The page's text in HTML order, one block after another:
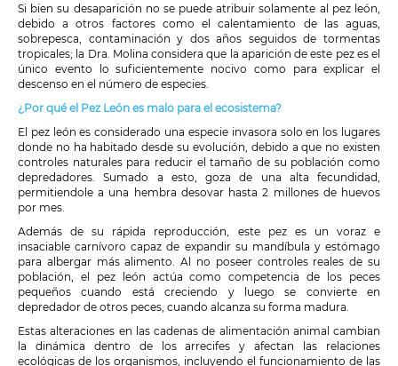
Si bien su desaparición no se puede atribuir solamente al pez león,
debido a otros factores como el calentamiento de las aguas,
sobrepesca, contaminación y dos años seguidos de tormentas
tropicales; la Dra. Molina considera que la aparición de este pez es el
único evento lo suficientemente nocivo como para explicar el
descenso en el número de especies.
¿Por qué el Pez León es malo para el ecosistema?
El pez león es considerado una especie invasora solo en los lugares
donde no ha habitado desde su evolución, debido a que no existen
controles naturales para reducir el tamaño de su población como
depredadores. Sumado a esto, goza de una alta fecundidad,
permitiendole a una hembra desovar hasta 2 millones de huevos
por mes.
Además de su rápida reproducción, este pez es un voraz e
insaciable carnívoro capaz de expandir su mandíbula y estómago
para albergar más alimento. Al no poseer controles reales de su
población, el pez león actúa como competencia de los peces
pequeños cuando está creciendo y luego se convierte en
depredador de otros peces, cuando alcanza su forma madura.
Estas alteraciones en las cadenas de alimentación animal cambian
la dinámica dentro de los arrecifes y afectan las relaciones
ecológicas de los organismos, incluyendo el funcionamiento de las